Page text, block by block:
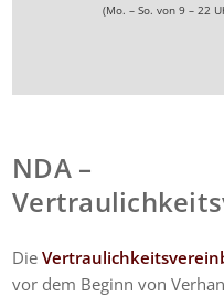
(Mo. – So. von 9 – 22
NDA –
Die
vor dem Beginn von